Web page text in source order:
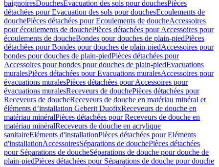
baignoiresDouchesEvacuation des sols pour douchesPièces
détachées pour Evacuation des sols pour douchesEcoulements de
douchePièces détachées pour Ecoulements de doucheAccessoires
pour écoulements de douchePièces détachées pour Accessoires pour
écoulements de doucheBondes pour douches de plain-piedPièces
détachées pour Bondes pour douches de plain-piedAccessoires pour
bondes pour douches de plain-piedPièces détachées pour
Accessoires pour bondes pour douches de plain-piedEvacuations
muralesPièces détachées pour Evacuations muralesAccessoires pour
évacuations muralesPièces détachées pour Accessoires pour
évacuations muralesReceveurs de douchePièces détachées pour
Receveurs de doucheReceveurs de douche en matériau minéral et
éléments d’installation Geberit DuofixReceveurs de douche en
matériau minéralPièces détachées pour Receveurs de douche en
matériau minéralReceveurs de douche en acrylique
sanitaireEléments d'installationPièces détachées pour Eléments
d'installationAccessoiresSéparations de douchePièces détachées
pour Séparations de doucheSéparations de douche pour douche de
plain-piedPièces détachées pour Séparations de douche pour douche